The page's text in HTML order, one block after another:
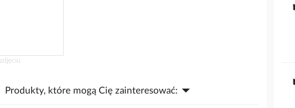
Produkty, które mogą Cię zainteresować: